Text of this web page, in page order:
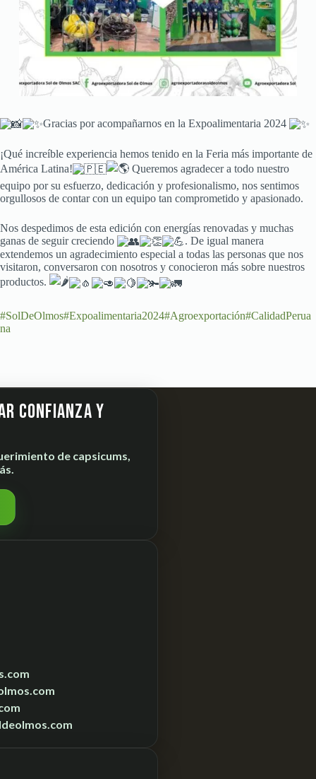
Gracias por acompañarnos en la Expoalimentaria 2024
¡Qué increíble experiencia hemos tenido en la Feria más importante de
América Latina!
Queremos agradecer a todo nuestro
equipo por su esfuerzo, dedicación y profesionalismo, nos sentimos
orgullosos de contar con un equipo tan comprometido y apasionado.
Nos despedimos de esta edición con energías renovadas y muchas
ganas de seguir creciendo
. De igual manera
extendemos un agradecimiento especial a todas las personas que nos
visitaron, conversaron con nosotros y conocieron más sobre nuestros
productos.
#SolDeOlmos#Expoalimentaria2024#Agroexportación#CalidadPerua
na
confianza y
de capsicums,